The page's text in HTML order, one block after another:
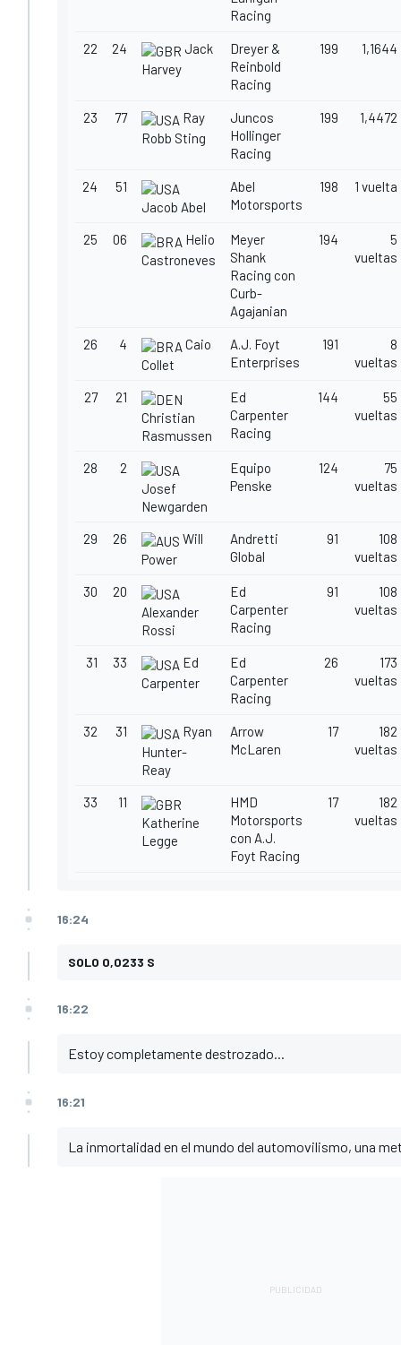
Racing
22 24
Jack
Harvey
Dreyer &
Reinbold
Racing
199 1,1644
23 77
Ray
Robb Sting
Juncos
Hollinger
Racing
199 1,4472
24
51
Jacob Abel
Abel
Motorsports
198 1 vuelta
25 06
Helio
Castroneves
Meyer
Shank
Racing con
Curb-
Agajanian
194
5
vueltas
26 4
Caio
Collet
A.J. Foyt
Enterprises
191
8
vueltas
27
21
Christian
Rasmussen
Ed
Carpenter
Racing
144
55
vueltas
28
2
Josef
Newgarden
Equipo
Penske
124
75
vueltas
29 26
Will
Power
Andretti
Global
91
108
vueltas
30
20
Alexander
Rossi
Ed
Carpenter
Racing
91
108
vueltas
31 33
Ed
Carpenter
Ed
Carpenter
Racing
26
173
vueltas
32 31
Ryan
Hunter-
Reay
Arrow
McLaren
17
182
vueltas
33
11
Katherine
Legge
HMD
Motorsports
con A.J.
Foyt Racing
17
182
vueltas
16:24
SOLO 0,0233 S
16:22
Estoy completamente destrozado...
16:21
La inmortalidad en el mundo del automovilismo, una